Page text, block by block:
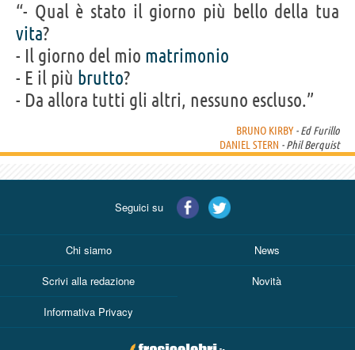
Acquista film con Bruno Kirby su
Frasi, citazioni e aforismi di Bruno Kirby
“- Qual è stato il giorno più bello della tua
vita?
- Il giorno del mio matrimonio
- E il più brutto?
- Da allora tutti gli altri, nessuno escluso.”
BRUNO KIRBY - Ed Furillo
DANIEL STERN - Phil Berquist
Seguici su
Chi siamo News
Scrivi alla redazione Novità
Informativa Privacy